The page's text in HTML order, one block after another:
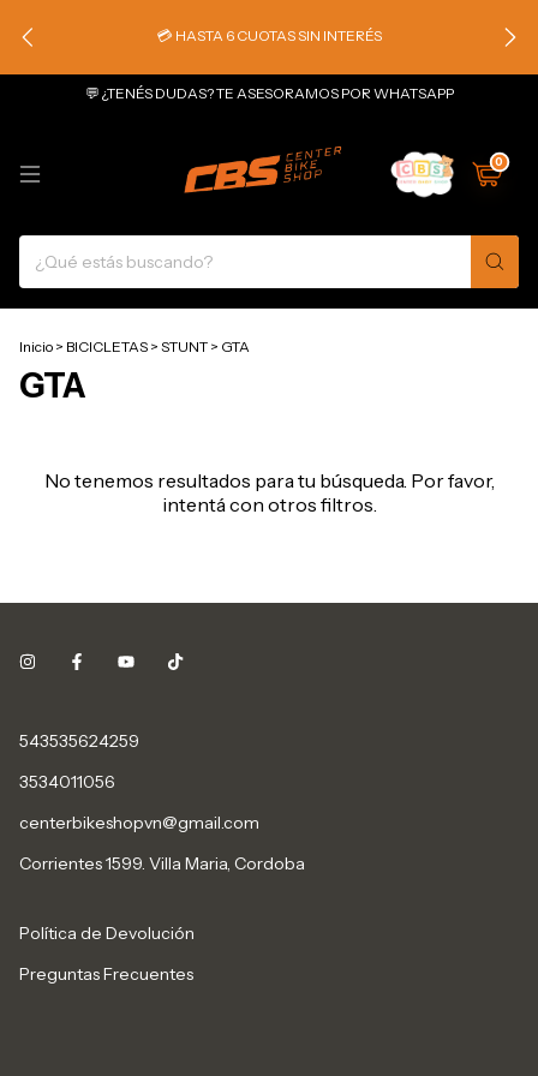
💳 HASTA 6 CUOTAS SIN INTERÉS
💬 ¿TENÉS DUDAS? TE ASESORAMOS POR WHATSAPP
0
Inicio > BICICLETAS > STUNT > GTA
GTA
No tenemos resultados para tu búsqueda. Por favor,
intentá con otros filtros.
543535624259
3534011056
centerbikeshopvn@gmail.com
Corrientes 1599. Villa Maria, Cordoba
Política de Devolución
Preguntas Frecuentes